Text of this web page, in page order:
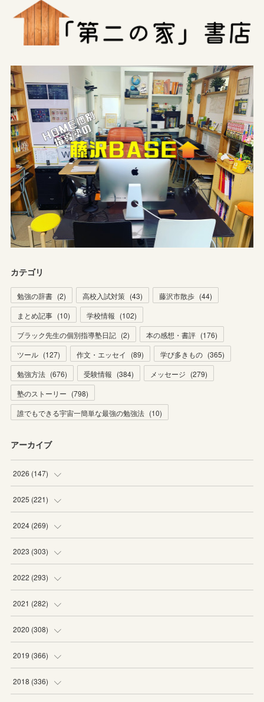
カテゴリ
勉強の辞書 (2) 高校入試対策 (43) 藤沢市散歩 (44)
まとめ記事 (10) 学校情報 (102)
ブラック先生の個別指導塾日記 (2) 本の感想・書評 (176)
ツール (127) 作文・エッセイ (89) 学び多きもの (365)
勉強方法 (676) 受験情報 (384) メッセージ (279)
塾のストーリー (798)
誰でもできる宇宙一簡単な最強の勉強法 (10)
アーカイブ
2026 (147)
(5)
(22
(20
(19
2025 (221)
(19
(20
(19
(20
2024 (269)
(16
(16
(21
(20
2023 (303)
(27
(25
(29
(25
2022 (293)
(18
(27
(26
(25
2021 (282)
(19
(23
(27
2020 (308)
(22
(25
2019 (366)
(28
2018 (336)